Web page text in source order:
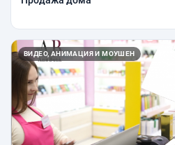
ВИДЕО, АНИМАЦИЯ И МОУШЕН